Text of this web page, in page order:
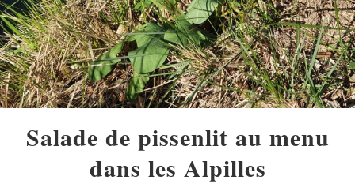
Salade de pissenlit au menu
dans les Alpilles